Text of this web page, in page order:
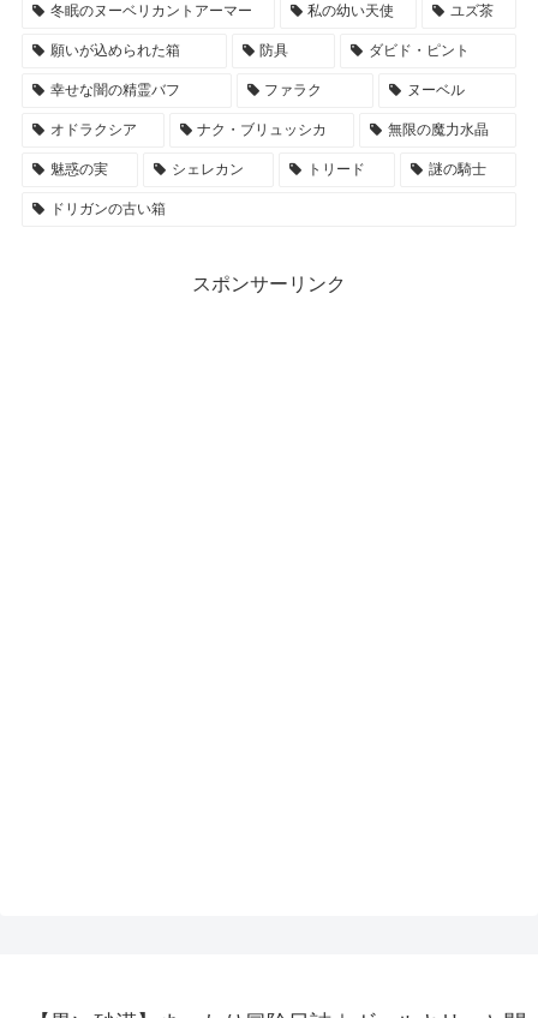
冬眠のヌーベリカントアーマー 私の幼い天使 ユズ茶
願いが込められた箱 防具 ダビド・ピント
幸せな闇の精霊バフ ファラク ヌーベル
オドラクシア ナク・ブリュッシカ 無限の魔力水晶
魅惑の実 シェレカン トリード 謎の騎士
ドリガンの古い箱
スポンサーリンク